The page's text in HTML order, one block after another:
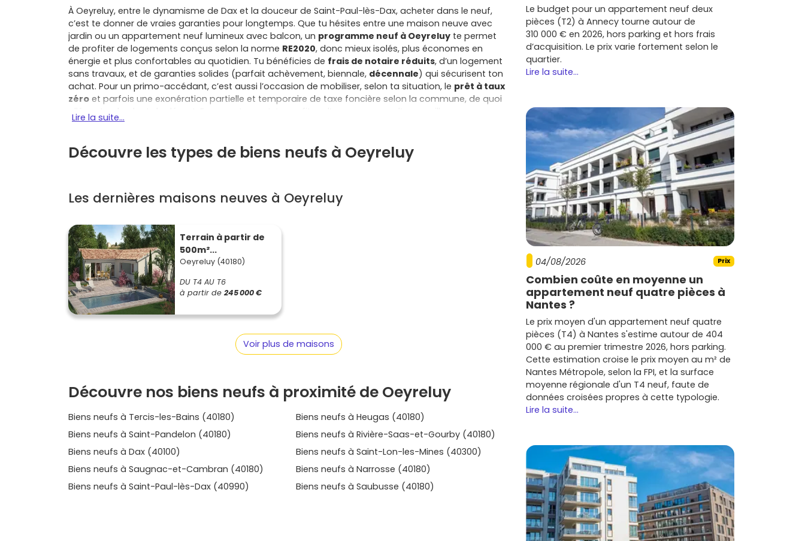
À Oeyreluy, entre le dynamisme de Dax et la douceur de Saint-Paul-lès-Dax, acheter dans le neuf,
c’est te donner de vraies garanties pour longtemps. Que tu hésites entre une maison neuve avec
jardin ou un appartement neuf lumineux avec balcon, un programme neuf à Oeyreluy te permet
de profiter de logements conçus selon la norme RE2020, donc mieux isolés, plus économes en
énergie et plus confortables au quotidien. Tu bénéficies de frais de notaire réduits, d’un logement
sans travaux, et de garanties solides (parfait achèvement, biennale, décennale) qui sécurisent ton
achat. Pour un primo-accédant, c’est aussi l’occasion de mobiliser, selon ta situation, le prêt à taux
zéro et parfois une exonération partielle et temporaire de taxe foncière selon la commune, de quoi
alléger ton budget de départ. En appartement, tu profites d’un ascenseur, d’une meilleure
acoustique, de charges maîtrisées grâce à des équipements performants et à une copropriété
en évolutivité pour les projets de famille. La VEFA te laisse choisir des finitions (sols, teintes, options
de cuisine et de salle de bains) pour un intérieur qui te ressemble, tout en te donnant une visibilité sur
communes voisines comme Narrosse, Yzosse, Heugas, Candresse, Mées, Saugnac-et-Cambran,
situées à moins de 20 km, élargissent tes possibilités pour trouver le quartier et le rythme de vie qui
te conviennent. C’est aussi un choix patrimonial pertinent: un bien neuf séduit à la revente grâce à
ses normes récentes, à ses faibles consommations et à son confort global, que ce soit une maison
familiale ou un T2/T3 facile à louer ou à revendre plus tard. Si tu cherches un
Oeyreluy, tu vas apprécier la qualité des résidences actuelles: espaces extérieurs généreux,
orientations bien pensées, domotique prête à l’emploi, stationnements sécurisés et accès facilités.
Et si tu veux comparer maisons et appartements sans te tromper, regarde la luminosité, l’isolation,
les charges prévisionnelles, le plan et l’environnement immédiat: dans le neuf, ces critères sont
programme neuf à Oeyreluyqui colle à tes priorités, et découvre aussi les
opportunités dans les communes alentour: tu pourras affiner tes choix, poser tes questions et
Lire la suite...
Découvre les types de biens neufs à Oeyreluy
Les dernières maisons neuves à Oeyreluy
Terrain à partir de
500m²...
Oeyreluy (40180)
DU T4 AU T6
à partir de 245 000 €
Voir plus de maisons
Découvre nos biens neufs à proximité de Oeyreluy
Biens neufs à Tercis-les-Bains (40180)
Biens neufs à Heugas (40180)
Biens neufs à Saint-Pandelon (40180)
Biens neufs à Rivière-Saas-et-Gourby (40180)
Biens neufs à Dax (40100)
Biens neufs à Saint-Lon-les-Mines (40300)
Biens neufs à Saugnac-et-Cambran (40180)
Biens neufs à Narrosse (40180)
Biens neufs à Saint-Paul-lès-Dax (40990)
Biens neufs à Saubusse (40180)
Le budget pour un appartement neuf deux
pièces (T2) à Annecy tourne autour de
310 000 € en 2026, hors parking et hors frais
d’acquisition. Le prix varie fortement selon le
quartier.
Lire la suite...
04/08/2026 Prix
Combien coûte en moyenne un
appartement neuf quatre pièces à
Nantes ?
Le prix moyen d'un appartement neuf quatre
pièces (T4) à Nantes s'estime autour de 404
000 € au premier trimestre 2026, hors parking.
Cette estimation croise le prix moyen au m² de
Nantes Métropole, selon la FPI, et la surface
moyenne régionale d'un T4 neuf, faute de
données croisées propres à cette typologie.
Lire la suite...